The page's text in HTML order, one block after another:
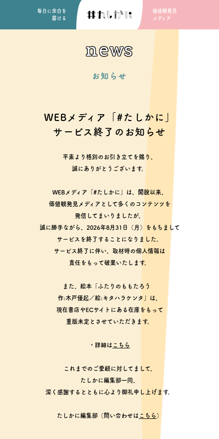
毎日に余白を
届ける
価値観発見
メディア
news
お知らせ
WEBメディア「#たしかに」
サービス終了のお知らせ
平素より格別のお引き立てを賜り、
誠にありがとうございます。
WEBメディア「#たしかに」は、開設以来、
価値観発見メディアとして多くのコンテンツを
発信してまいりましたが、
誠に勝手ながら、2026年8月31日（月）をもちまして
サービスを終了することになりました。
サービス終了に伴い、取材時の個人情報は
責任をもって破棄いたします。
また、絵本「ふたりのももたろう
作:木戸優起／絵:キタハラケンタ」は、
現在書店やECサイトにある在庫をもって
重版未定とさせていただきます。
・詳細は こちら
これまでのご愛顧に対してまして、
たしかに編集部一同、
深く感謝するとともに心より御礼申し上げます。
たしかに編集部（問い合わせは こちら ）